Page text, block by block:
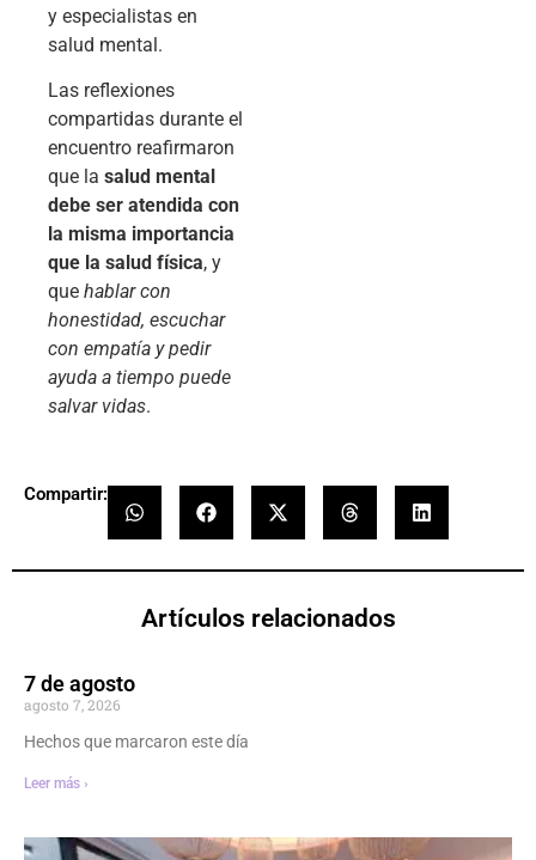
y especialistas en
salud mental.
Las reflexiones
compartidas durante el
encuentro reafirmaron
que la salud mental
debe ser atendida con
la misma importancia
que la salud física, y
que hablar con
honestidad, escuchar
con empatía y pedir
ayuda a tiempo puede
salvar vidas.
Compartir:
Artículos relacionados
7 de agosto
agosto 7, 2026
Hechos que marcaron este día
Leer más ›